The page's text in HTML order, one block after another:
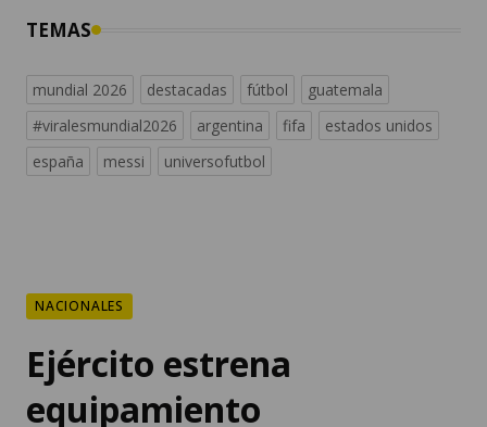
TEMAS
mundial 2026 destacadas fútbol
guatemala
#viralesmundial2026
argentina fifa
estados unidos
españa
messi universofutbol
NACIONALES
Ejército estrena
equipamiento